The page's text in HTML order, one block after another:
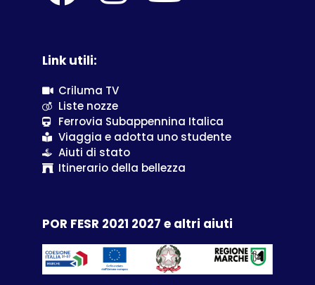
Link utili:
Criluma TV
Liste nozze
Ferrovia Subappennina Italica
Viaggia e adotta uno studente
Aiuti di stato
Itinerario della bellezza
POR FESR 2021 2027 e altri aiuti